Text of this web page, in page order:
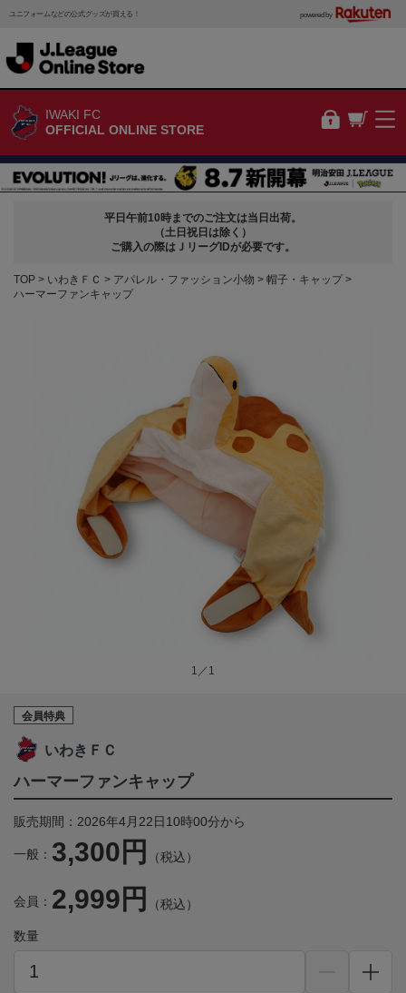
ユニフォームなどの公式グッズが買える！ powered by
IWAKI FC
OFFICIAL ONLINE STORE
平日午前10時までのご注文は当日出荷。
（土日祝日は除く）
ご購入の際はＪリーグIDが必要です。
TOP いわきＦＣ アパレル・ファッション小物
帽子・キャップ
ハーマーファンキャップ
1／1
会員特典
いわきＦＣ
ハーマーファンキャップ
販売期間：2026年4月22日10時00分から
一般： 3,300円 （税込）
会員： 2,999円 （税込）
数量